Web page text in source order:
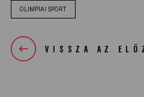
OLIMPIAI SPORT
VISSZA AZ